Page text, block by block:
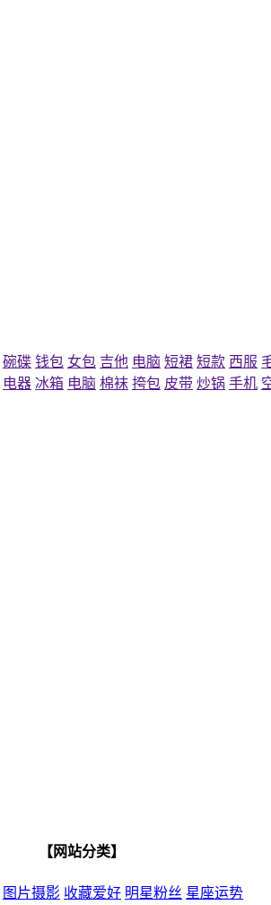
碗碟 钱包 女包 吉他 电脑 短裙 短款 西服
电器 冰箱 电脑 棉袜 挎包 皮带 炒锅 手机
【网站分类】
图片摄影 收藏爱好 明星粉丝 星座运势